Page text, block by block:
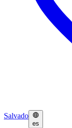
Salvado
es